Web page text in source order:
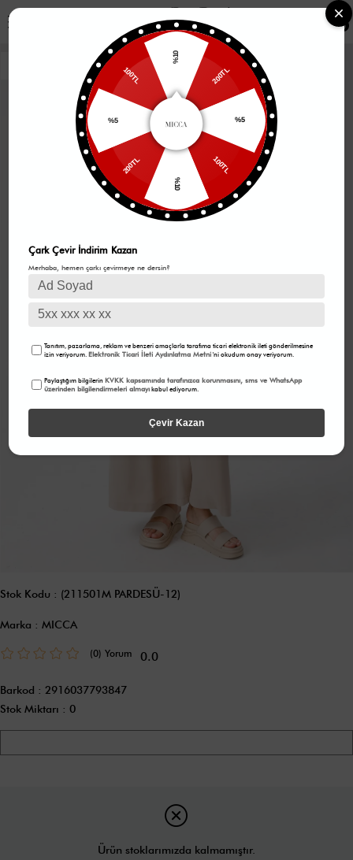
0
Stok Kodu (211501M PARDESÜ-12)
Marka : MICCA
(0) 0.0
Barkod : 2916037793847
Stok Miktarı : 0
Ürün stoklarımızda kalmamıştır.
%10
200TL
100TL
%10
200TL
100TL
Çark Çevir İndirim Kazan
Merhaba, hemen çarkı çevirmeye ne dersin?
Tanıtım, pazarlama, reklam ve benzeri amaçlarla tarafıma ticari elektronik ileti gönderilmesine
izin veriyorum.Elektronik Ticari İleti Aydınlatma Metni 'ni okudum onay veriyorum.
Paylaştığım bilgilerinKVKK kapsamında tarafınızca korunmasını, sms ve WhatsApp
üzerinden bilgilendirmeleri almayı kabul ediyorum.
Çevir Kazan